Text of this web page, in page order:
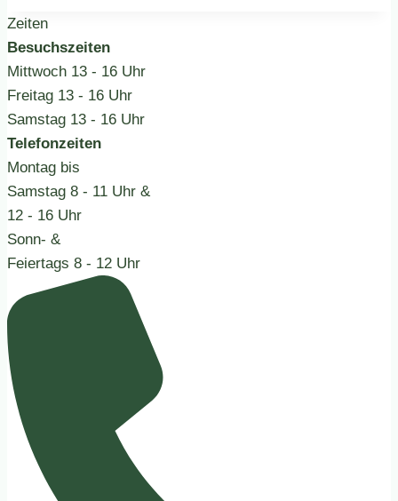
Zeiten
Besuchszeiten
Mittwoch 13 - 16 Uhr
Freitag 13 - 16 Uhr
Samstag 13 - 16 Uhr
Telefonzeiten
Montag bis
Samstag 8 - 11 Uhr &
12 - 16 Uhr
Sonn- &
Feiertags 8 - 12 Uhr